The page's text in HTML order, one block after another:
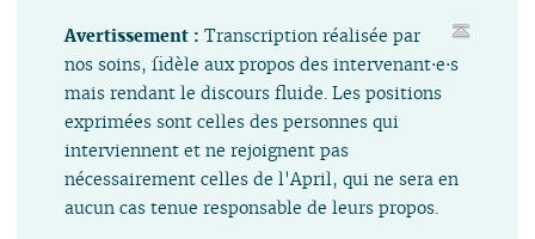
Avertissement :Transcription réalisée par
nos soins, fidèle aux propos des intervenant⋅e⋅s
mais rendant le discours fluide. Les positions
exprimées sont celles des personnes qui
interviennent et ne rejoignent pas
nécessairement celles de l'April, qui ne sera en
aucun cas tenue responsable de leurs propos.